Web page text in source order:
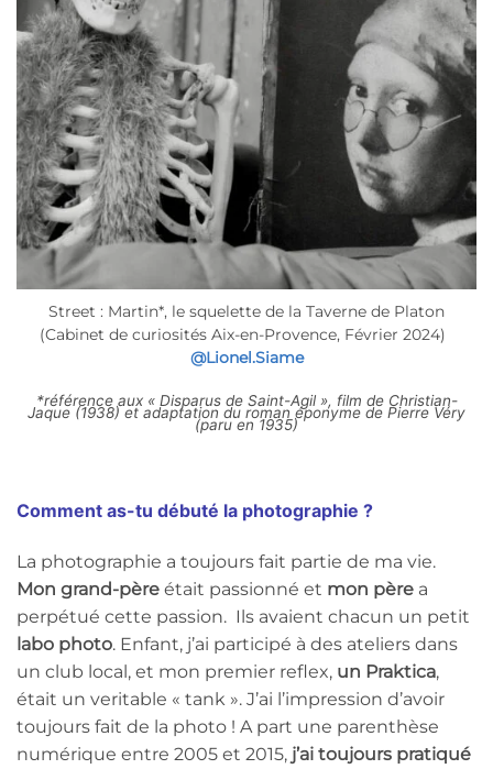
Street : Martin*, le squelette de la Taverne de Platon
(Cabinet de curiosités Aix-en-Provence, Février 2024)
@Lionel.Siame
*référence aux « Disparus de Saint-Agil », film de Christian-
Jaque (1938) et adaptation du roman éponyme de Pierre Véry
(paru en 1935)
Comment as-tu débuté la photographie ?
La photographie a toujours fait partie de ma vie.
Mon grand-père était passionné et mon père a
perpétué cette passion. Ils avaient chacun un petit
labo photo. Enfant, j’ai participé à des ateliers dans
un club local, et mon premier reflex, un Praktica,
était un veritable « tank ». J’ai l’impression d’avoir
toujours fait de la photo ! A part une parenthèse
numérique entre 2005 et 2015, j’ai toujours pratiqué